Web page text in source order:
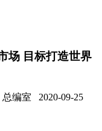
场 目标打造世界
总编室 2020-09-25